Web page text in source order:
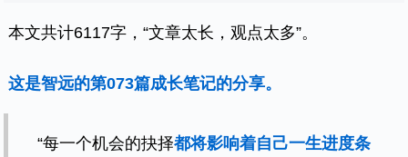
本文共计6117字，“文章太长，观点太多”。
这是智远的第073篇成长笔记的分享。
“每一个机会的抉择都将影响着自己一生进度条